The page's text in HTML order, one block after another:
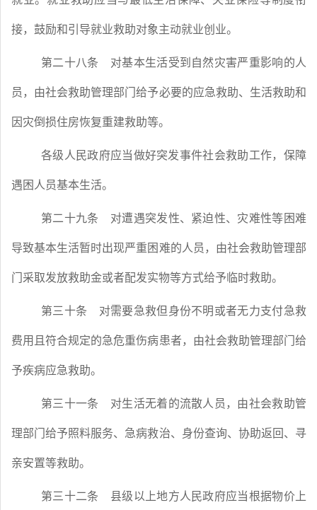
接，鼓励和引导就业救助对象主动就业创业。
第二十八条 对基本生活受到自然灾害严重影响的人
员，由社会救助管理部门给予必要的应急救助、生活救助和
因灾倒损住房恢复重建救助等。
各级人民政府应当做好突发事件社会救助工作，保障
遇困人员基本生活。
第二十九条 对遭遇突发性、紧迫性、灾难性等困难
导致基本生活暂时出现严重困难的人员，由社会救助管理部
门采取发放救助金或者配发实物等方式给予临时救助。
第三十条 对需要急救但身份不明或者无力支付急救
费用且符合规定的急危重伤病患者，由社会救助管理部门给
予疾病应急救助。
第三十一条 对生活无着的流散人员，由社会救助管
理部门给予照料服务、急病救治、身份查询、协助返回、寻
亲安置等救助。
第三十二条 县级以上地方人民政府应当根据物价上